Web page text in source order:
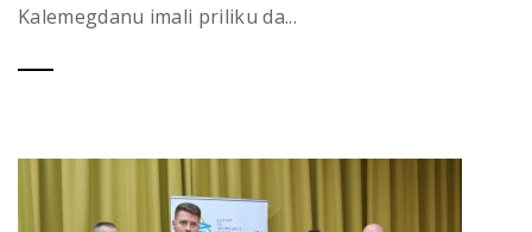
Kalemegdanu imali priliku da...